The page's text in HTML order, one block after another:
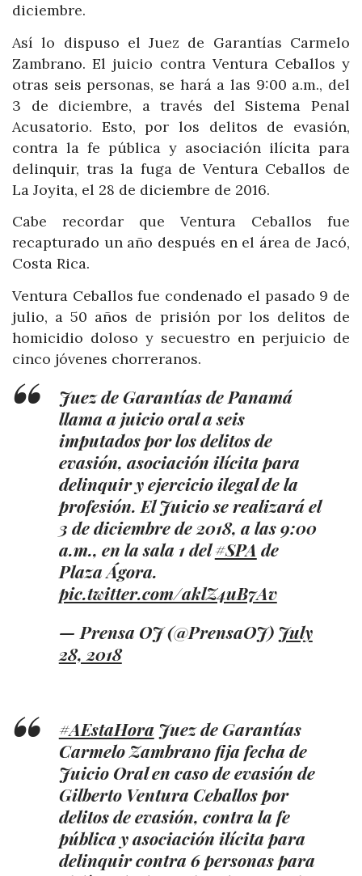
diciembre.
Así lo dispuso el Juez de Garantías Carmelo
Zambrano. El juicio contra Ventura Ceballos y
otras seis personas, se hará a las 9:00 a.m., del
3 de diciembre, a través del Sistema Penal
Acusatorio. Esto, por los delitos de evasión,
contra la fe pública y asociación ilícita para
delinquir, tras la fuga de Ventura Ceballos de
La Joyita, el 28 de diciembre de 2016.
Cabe recordar que Ventura Ceballos fue
recapturado un año después en el área de Jacó,
Costa Rica.
Ventura Ceballos fue condenado el pasado 9 de
julio, a 50 años de prisión por los delitos de
homicidio doloso y secuestro en perjuicio de
cinco jóvenes chorreranos.
Juez de Garantías de Panamá
llama a juicio oral a seis
imputados por los delitos de
evasión, asociación ilícita para
delinquir y ejercicio ilegal de la
profesión. El Juicio se realizará el
3 de diciembre de 2018, a las 9:00
a.m., en la sala 1 del#SPA de
Plaza Ágora.
pic.twitter.com/aklZ4uB7Av
— Prensa OJ (@PrensaOJ) July
28, 2018
#AEstaHora Juez de Garantías
Carmelo Zambrano fija fecha de
Juicio Oral en caso de evasión de
Gilberto Ventura Ceballos por
delitos de evasión, contra la fe
pública y asociación ilícita para
delinquir contra 6 personas para